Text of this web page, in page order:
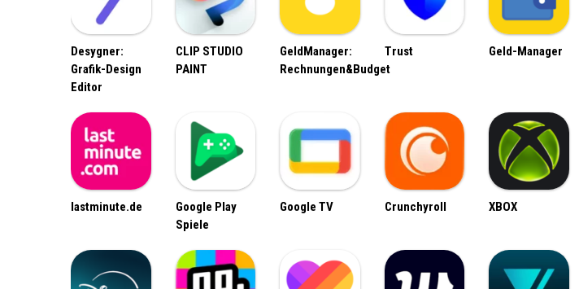
Desygner:
Grafik-Design
Editor
CLIP STUDIO
PAINT
GeldManager:
Rechnungen&Budget
Trust Geld-Manager
lastminute.de
Google Play
Spiele
Google TV Crunchyroll XBOX